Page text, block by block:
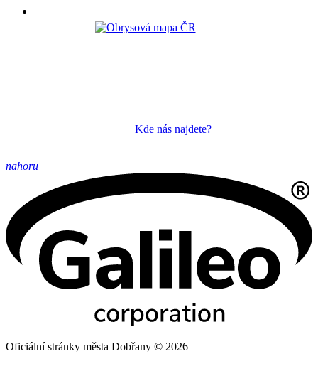
Kde nás najdete?
nahoru
Oficiální stránky města Dobřany © 2026